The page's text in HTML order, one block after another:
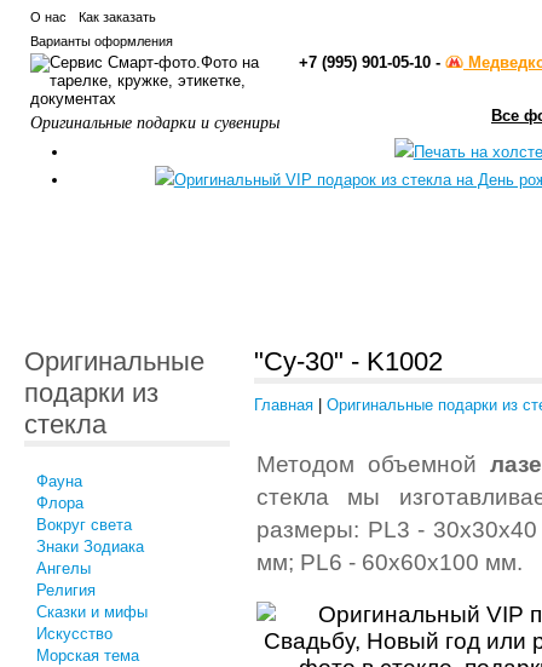
О нас
Как заказать
Варианты оформления
Оригинальные подарки и сувениры
+7 (995) 901-05-10 -
Все
Оригинальные
подарки из
стекла
Фауна
Флора
Вокруг света
Знаки Зодиака
Ангелы
Религия
Сказки и мифы
Искусство
Морская тема
"Су-30" - K1002
Главная Оригинальные подарки из
Методом объемной
стекла мы
размеры: PL3 -
мм; PL6 - 60x60x100 мм.